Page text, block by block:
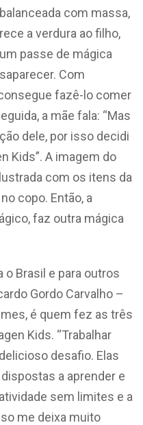
com massa,
a verdura ao filho,
passe de mágica
Com
fazê-lo comer
a mãe fala: “Mas
dele, por isso decidi
Kids”. A imagem do
com os itens da
copo. Então, a
faz outra mágica
o Brasil e para outros
Gordo Carvalho –
é quem fez as três
Kids. “Trabalhar
desafio. Elas
a aprender e
sem limites e a
me deixa muito